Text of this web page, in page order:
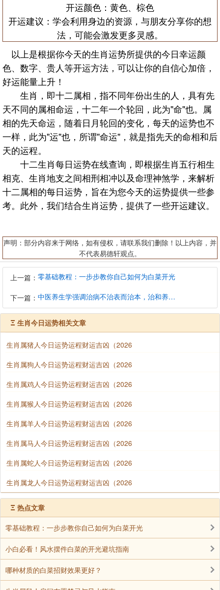
开运颜色：黄色、棕色
开运建议：学会利用身边的资源，与朋友分享你的想
法，可能会激发更多灵感。
以上是根据你今天的生肖运势所提供的今日幸运颜
色、数字、贵人等开运方法，可以让你的自信心加倍，
好运能量上升！
生肖，即十二属相，指不同年份出生的人，具有先
天不同的属相命运，十二年一个轮回，此为"命"也。属
相的先天命运，随着日月轮回的变化，每天的运势也不
一样，此为"运"也，所谓"命运"，就是指先天的命相和后
天的运程。
十二生肖每日运势在线查询，即根据生肖五行相生
相克、生肖地支之间相刑相冲以及命理神煞学，来解析
十二属相的每日运势，旨在为您今天的运势提供一些参
考。此外，我们结合生肖运势，提供了一些开运建议。
声明：部分内容来于网络，如有侵权，请联系我们删除！以上内容，并
不代表易德轩观点。
上一篇： 零基础教程：一步步教你自己如何为白菜开光
下一篇： 中医养生学强调治病不治表而治本，治和养兼顾是有必要的
Ξ 生肖今日运势相关文章
生肖属猪人今日运势运程财运吉凶（2026
生肖属狗人今日运势运程财运吉凶（2026
生肖属鸡人今日运势运程财运吉凶（2026
生肖属猴人今日运势运程财运吉凶（2026
生肖属羊人今日运势运程财运吉凶（2026
生肖属马人今日运势运程财运吉凶（2026
生肖属蛇人今日运势运程财运吉凶（2026
生肖属龙人今日运势运程财运吉凶（2026
Ξ 热点文章
零基础教程：一步步教你自己如何为白菜开光
小白必看！风水摆件白菜的开光避坑指南
哪种材质的白菜招财效果更好？